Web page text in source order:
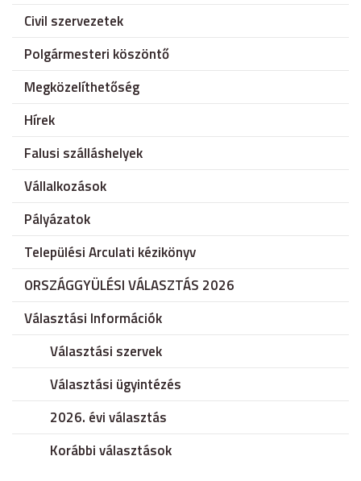
Civil szervezetek
Polgármesteri köszöntő
Megközelíthetőség
Hírek
Falusi szálláshelyek
Vállalkozások
Pályázatok
Települési Arculati kézikönyv
ORSZÁGGYÜLÉSI VÁLASZTÁS 2026
Választási Információk
Választási szervek
Választási ügyintézés
2026. évi választás
Korábbi választások